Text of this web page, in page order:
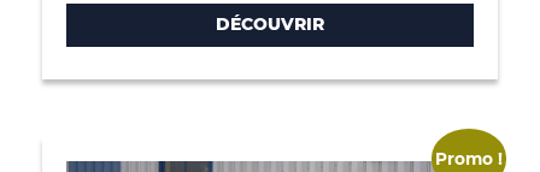
DÉCOUVRIR
Promo !